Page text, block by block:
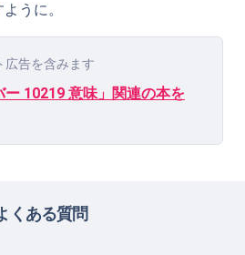
うに。
広告を含みます
ー 10219 意味」関連の本を
くある質問